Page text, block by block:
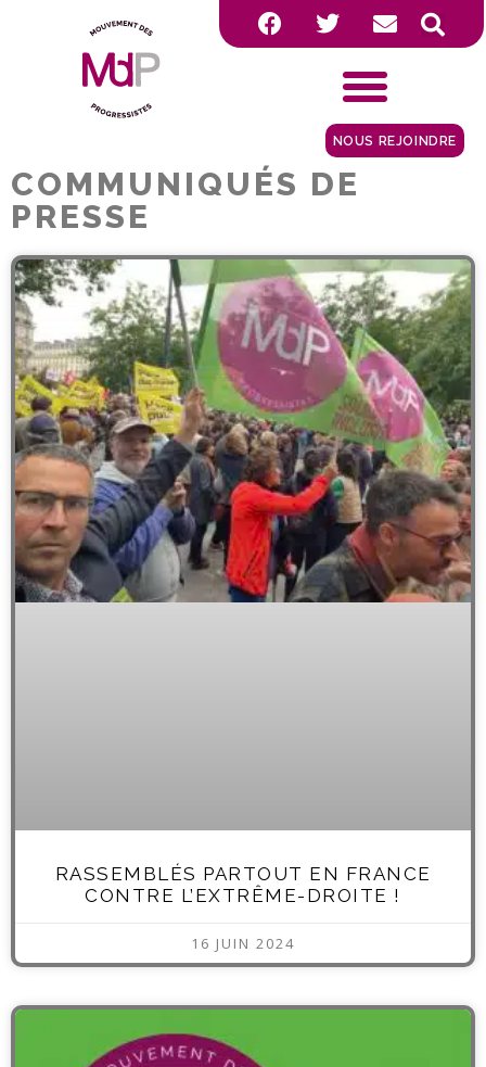
NOUS REJOINDRE
COMMUNIQUÉS DE
PRESSE
RASSEMBLÉS PARTOUT EN FRANCE
CONTRE L’EXTRÊME-DROITE !
16 JUIN 2024